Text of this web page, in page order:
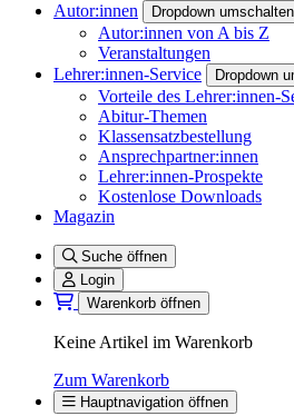
Autor:innen
Dropdown umschalten
Autor:innen von A bis Z
Veranstaltungen
Lehrer:innen-Service
Dropdown
Vorteile des Lehrer:innen-
Abitur-Themen
Klassensatzbestellung
Ansprechpartner:innen
Lehrer:innen-Prospekte
Kostenlose Downloads
Magazin
Suche öffnen
Login
Warenkorb öffnen
Keine Artikel im Warenkorb
Zum Warenkorb
Hauptnavigation öffnen